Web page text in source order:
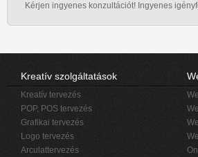
Kérjen ingyenes konzultációt! Ingyenes
Kreatív szolgáltatások
Kreatív tervezés
POP, POS tervezés
Grafikai tervezés
Logo tervezés
Arculattervezés